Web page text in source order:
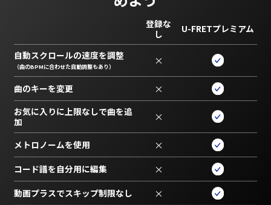
登録な
し
U-FRETプレミアム
自動スクロールの速度を調整
（曲のBPMに合わせた自動調整もあり） ×
曲のキーを変更 ×
お気に入りに上限なしで曲を追
加
×
メトロノームを使用 ×
コード譜を自分用に編集 ×
動画プラスでスキップ制限なし ×